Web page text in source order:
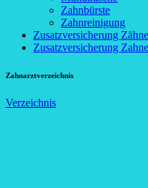
Zahnbürste
Zahnreinigung
Zusatzversicherung Zähne
Zusatzversicherung
Zahnarztverzeichnis
Verzeichnis